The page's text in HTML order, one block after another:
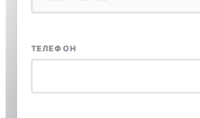
ТЕЛЕФОН